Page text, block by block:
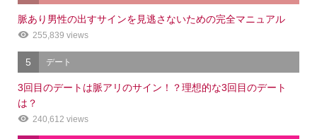
脈あり男性の出すサインを見逃さないための完全マニュアル
255,839 views
5 デート
3回目のデートは脈アリのサイン！？理想的な3回目のデート
は？
240,612 views